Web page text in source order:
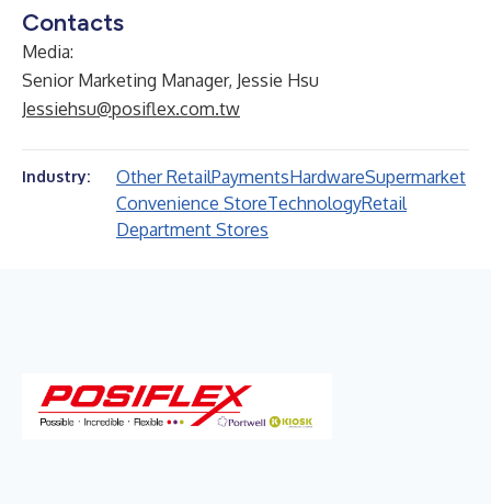
Contacts
Media:
Senior Marketing Manager, Jessie Hsu
Jessiehsu@posiflex.com.tw
Industry: Other RetailPaymentsHardwareSupermarket
Convenience StoreTechnologyRetail
Department Stores